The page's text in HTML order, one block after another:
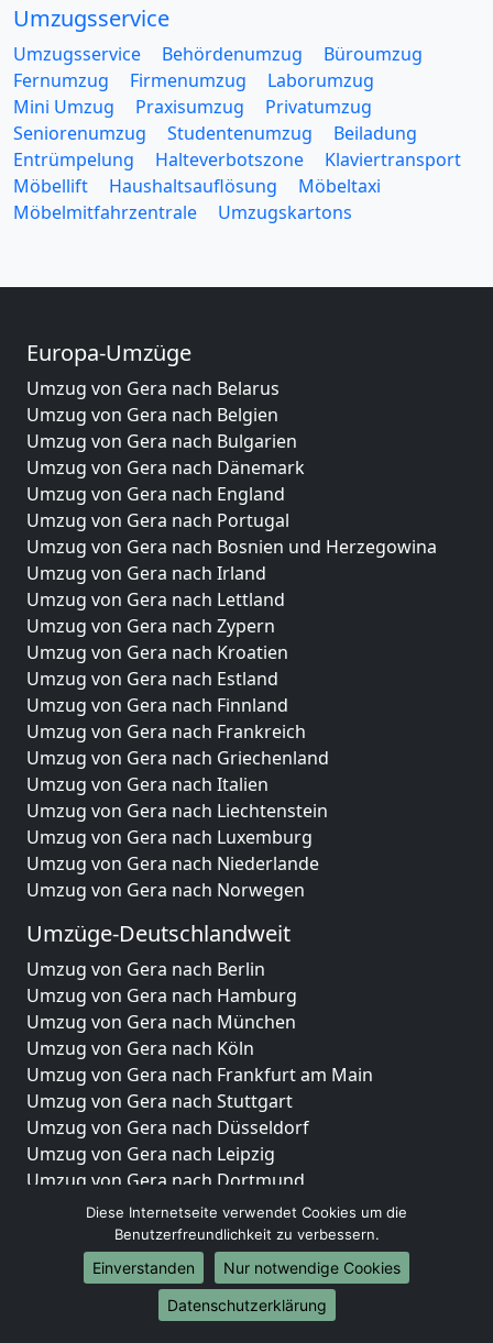
Umzugsservice
Umzugsservice Behördenumzug
Büroumzug
Fernumzug
Firmenumzug
Laborumzug
Mini Umzug
Praxisumzug
Privatumzug
Seniorenumzug
Studentenumzug
Beiladung
Entrümpelung
Halteverbotszone
Klaviertransport
Möbellift
Haushaltsauflösung
Möbeltaxi
Möbelmitfahrzentrale
Umzugskartons
Europa-Umzüge
Umzug von Gera nach Belarus
Umzug von Gera nach Belgien
Umzug von Gera nach Bulgarien
Umzug von Gera nach Dänemark
Umzug von Gera nach England
Umzug von Gera nach Portugal
Umzug von Gera nach Bosnien und Herzegowina
Umzug von Gera nach Irland
Umzug von Gera nach Lettland
Umzug von Gera nach Zypern
Umzug von Gera nach Kroatien
Umzug von Gera nach Estland
Umzug von Gera nach Finnland
Umzug von Gera nach Frankreich
Umzug von Gera nach Griechenland
Umzug von Gera nach Italien
Umzug von Gera nach Liechtenstein
Umzug von Gera nach Luxemburg
Umzug von Gera nach Niederlande
Umzug von Gera nach Norwegen
Umzüge-Deutschlandweit
Umzug von Gera nach Berlin
Umzug von Gera nach Hamburg
Umzug von Gera nach München
Umzug von Gera nach Köln
Umzug von Gera nach Frankfurt am Main
Umzug von Gera nach Stuttgart
Umzug von Gera nach Düsseldorf
Umzug von Gera nach Leipzig
Umzug von Gera nach Dortmund
Umzug von Gera nach Essen
Umzug von Gera nach Bremen
Umzug von Gera nach Dresden
Umzug von Gera nach Hannover
Umzug von Gera nach Nürnberg
Diese Internetseite verwendet Cookies um die
Benutzerfreundlichkeit zu verbessern.
Einverstanden
Nur notwendige Cookies
Datenschutzerklärung